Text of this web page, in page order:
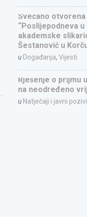
Svečano otvorena
“Poslijepodneva u
akademske
Šestanović u
u Događanja, Vijesti
Rješenje o prijmu
na neodređeno
u Natječaji i javni pozivi